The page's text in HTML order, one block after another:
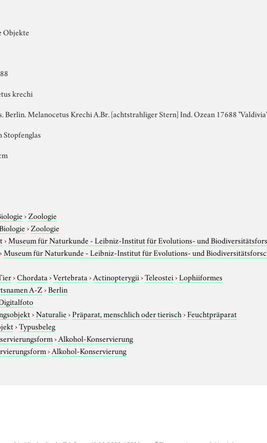
Objekte
krechi
Berlin. Melanocetus Krechi A.Br. [achtstrahliger Stern] Ind. Ozean 17688
Stopfenglas
›Zoologie
›Zoologie
›Museum für Naturkunde - Leibniz-Institut für Evolutions- und
›Museum für Naturkunde - Leibniz-Institut für Evolutions- und
›Chordata›Vertebrata›Actinopterygii›Teleostei›Lophiiformes
A-Z›Berlin
›Naturalie›Präparat, menschlich oder tierisch›Feuchtpräparat
›Typusbeleg
›Alkohol-Konservierung
›Alkohol-Konservierung